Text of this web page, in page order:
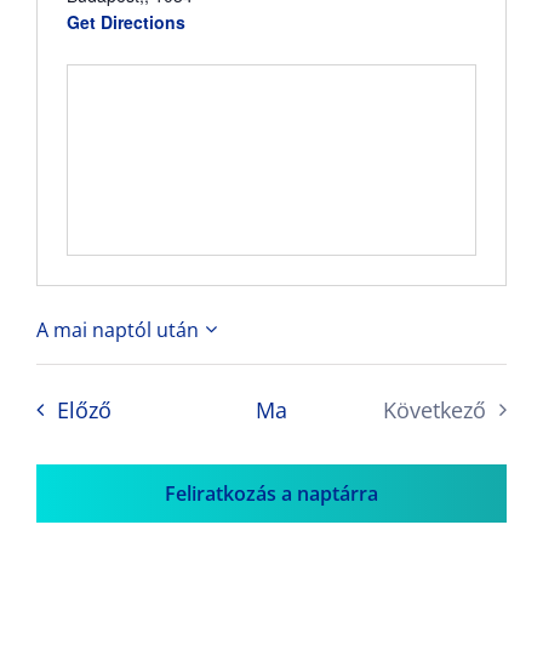
Get Directions
A mai naptól után
kiválasztása.
ElőzőEsemények Ma
Következő
Feliratkozás a naptárra